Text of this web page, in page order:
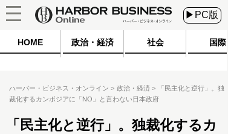
▶PC版
HOME 政治・経済 社会 国際
ハーバー・ビジネス・オンライン 政治・経済
「民主化と逆行」。独
裁化するカンボジアに「NO」と言わない日本政府
「民主化と逆行」。独裁化するカ